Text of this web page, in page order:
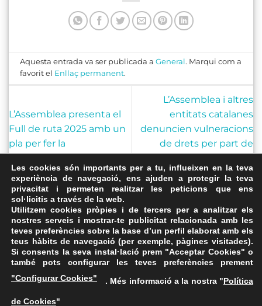
Aquesta entrada va ser publicada aGeneral. Marqui com a
favorit el Enllaç permanent.
L’Assemblea presenta el
Full de ruta 2025 amb un
pla per fer la
tres anys
L’Assemblea i altres
entitats catalanes
denuncien vulneracions
de drets per part de
marc de l’Examen
Periòdic Universal
FAQs
ASSEMBLEA NACIONAL CATALANA
Les cookies són importants per a tu, influeixen en la teva
experiència de navegació, ens ajuden a protegir la teva
privacitat i permeten realitzar les peticions que ens
sol·licitis a través de la web.
Utilitzem cookies pròpies i de tercers per a analitzar els
nostres serveis i mostrar-te publicitat relacionada amb les
teves preferències sobre la base d’un perfil elaborat amb els
teus hàbits de navegació (per exemple, pàgines visitades).
Si consents la seva instal·lació prem "Acceptar Cookies" o
també pots configurar les teves preferències prement
"Configurar Cookies"
. Més informació a la nostra "Política
de Cookies"